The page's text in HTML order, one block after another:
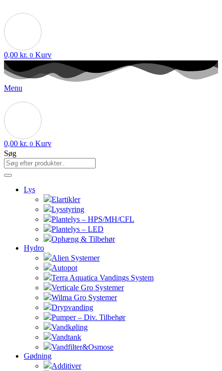
0,00 kr. 0 Kurv
Menu
0,00 kr. 0 Kurv
Søg
Lys
Elartikler
Lysstyring
Plantelys – HPS/MH/CFL
Plantelys – LED
Ophæng & Tilbehør
Hydro
Alien Systemer
Autopot
Terra Aquatica Vandings System
Verticale Gro Systemer
Wilma Gro Systemer
Drypvanding
Pumper – Div. Tilbehør
Vandkøling
Vandtank
Vandfilter&Osmose
Gødning
Additiver